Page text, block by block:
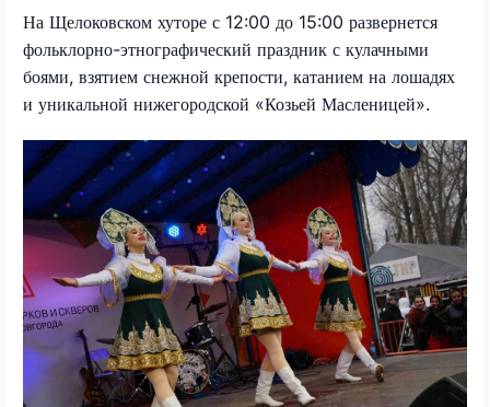
На Щелоковском хуторе с 12:00 до 15:00 развернется
фольклорно-этнографический праздник с кулачными
боями, взятием снежной крепости, катанием на лошадях
и уникальной нижегородской «Козьей Масленицей».